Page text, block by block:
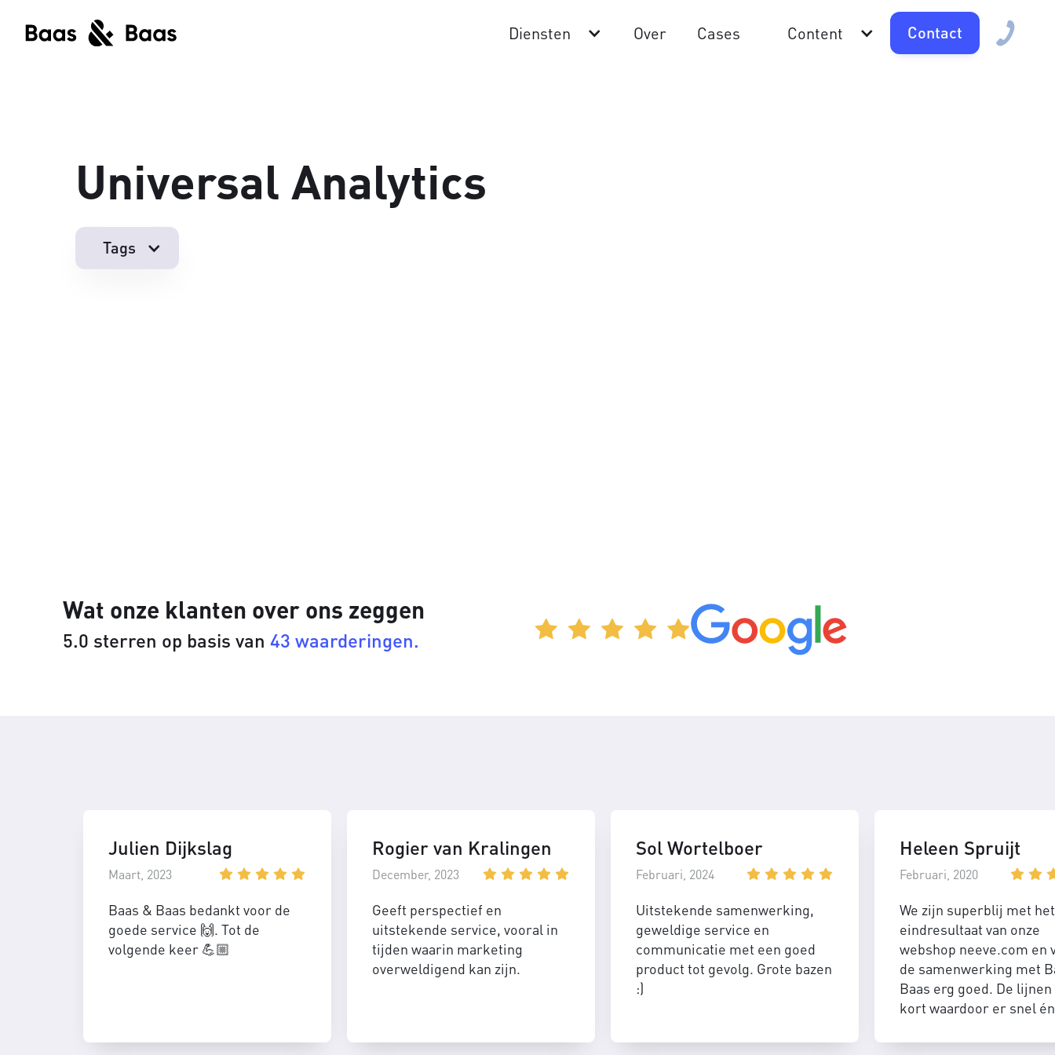
Diensten Over Cases Content Contact
Universal Analytics
Tags
Wat onze klanten over ons zeggen
5.0 sterren op basis van 43 waarderingen.
Julien Dijkslag
Maart, 2023
Baas & Baas bedankt voor de
goede service 🙌. Tot de
volgende keer 💪🏼
Rogier van Kralingen
December, 2023
Geeft perspectief en
uitstekende service, vooral in
tijden waarin marketing
overweldigend kan zijn.
Sol Wortelboer
Februari, 2024
Uitstekende samenwerking,
geweldige service en
communicatie met een goed
product tot gevolg. Grote bazen
:)
Heleen Spruijt
Februari, 2020
We zijn superblij met het
eindresultaat van onze
webshop neeve.com en
de samenwerking met
Baas erg goed. De
kort waardoor er snel én
worden.